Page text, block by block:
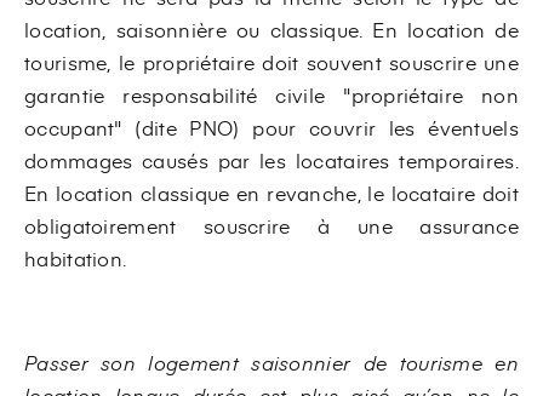
location, saisonnière ou classique. En location de
tourisme, le propriétaire doit souvent souscrire une
garantie responsabilité civile "propriétaire non
occupant" (dite PNO) pour couvrir les éventuels
dommages causés par les locataires temporaires.
En location classique en revanche, le locataire doit
obligatoirement souscrire à une assurance
habitation.
Passer son logement saisonnier de tourisme en